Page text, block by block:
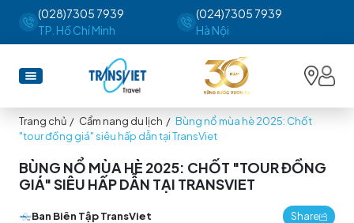
(028)7305 7939
TP. Hồ Chí Minh
(024)7305 7939
Hà Nội
Trang chủ / Cẩm nang du lịch / Bùng nổ mùa hè 2025: Chốt
"tour đồng giá" siêu hấp dẫn tại TransViet
BÙNG NỔ MÙA HÈ 2025: CHỐT "TOUR ĐỒNG
GIÁ" SIÊU HẤP DẪN TẠI TRANSVIET
Ban Biên Tập TransViet Share